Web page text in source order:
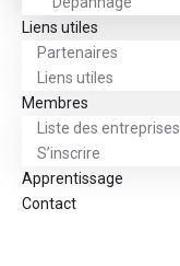
Liens utiles
Partenaires
Liens utiles
Membres
Liste des entreprises
S’inscrire
Apprentissage
Contact